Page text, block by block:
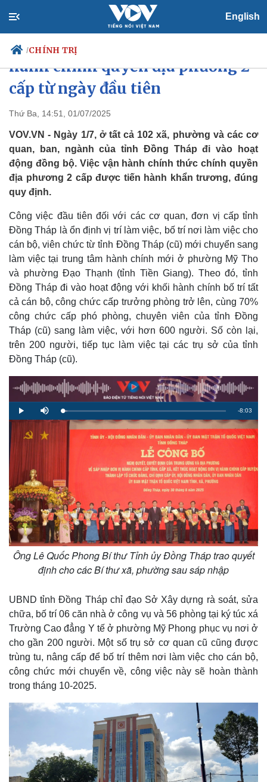
English
/CHÍNH TRỊ
Chính trị
Tổ chức nhân sự
Quốc hội
Nhận diện sự thật
Tin 24h
Dự báo thời tiết
Giáo dục
Dấu ấn VOV
Việc làm
Tỉnh Đồng Tháp bắt tay vận
hành chính quyền địa phương 2
cấp từ ngày đầu tiên
Thứ Ba, 14:51, 01/07/2025
VOV.VN - Ngày 1/7, ở tất cả 102 xã, phường và các cơ
quan, ban, ngành của tỉnh Đồng Tháp đi vào hoạt
động đồng bộ. Việc vận hành chính thức chính quyền
địa phương 2 cấp được tiến hành khẩn trương, đúng
quy định.
Công việc đầu tiên đối với các cơ quan, đơn vị cấp tỉnh
Đồng Tháp là ổn định vị trí làm việc, bố trí nơi làm việc cho
cán bộ, viên chức từ tỉnh Đồng Tháp (cũ) mới chuyển sang
làm việc tại trung tâm hành chính mới ở phường Mỹ Tho
và phường Đạo Thạnh (tỉnh Tiền Giang). Theo đó, tỉnh
Đồng Tháp đi vào hoạt động với khối hành chính bố trí tất
cả cán bộ, công chức cấp trưởng phòng trở lên, cùng 70%
công chức cấp phó phòng, chuyên viên của tỉnh Đồng
Tháp (cũ) sang làm việc, với hơn 600 người. Số còn lại,
trên 200 người, tiếp tục làm việc tại các trụ sở của tỉnh
Đồng Tháp (cũ).
P
l
M
u
e
L
o
2
R
e
n
i
g
e
-8:03
Ông Lê Quốc Phong Bí thư Tỉnh ủy Đồng Tháp trao quyết
định cho các Bí thư xã, phường sau sáp nhập
UBND tỉnh Đồng Tháp chỉ đạo Sở Xây dựng rà soát, sửa
chữa, bố trí 06 căn nhà ở công vụ và 56 phòng tại ký túc xá
Trường Cao đẳng Y tế ở phường Mỹ Phong phục vụ nơi ở
cho gần 200 người. Một số trụ sở cơ quan cũ cũng được
trùng tu, nâng cấp để bố trí thêm nơi làm việc cho cán bộ,
công chức mới chuyển về, công việc này sẽ hoàn thành
trong tháng 10-2025.